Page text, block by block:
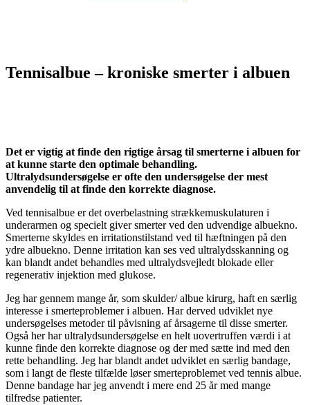
Tennisalbue – kroniske smerter i albuen
Det er vigtig at finde den rigtige årsag til smerterne i albuen for
at kunne starte den optimale behandling.
Ultralydsundersøgelse er ofte den undersøgelse der mest
anvendelig til at finde den korrekte diagnose.
Ved tennisalbue er det overbelastning strækkemuskulaturen i
underarmen og specielt giver smerter ved den udvendige albuekno.
Smerterne skyldes en irritationstilstand ved til hæftningen på den
ydre albuekno. Denne irritation kan ses ved ultralydsskanning og
kan blandt andet behandles med ultralydsvejledt blokade eller
regenerativ injektion med glukose.
Jeg har gennem mange år, som skulder/ albue kirurg, haft en særlig
interesse i smerteproblemer i albuen. Har derved udviklet nye
undersøgelses metoder til påvisning af årsagerne til disse smerter.
Også her har ultralydsundersøgelse en helt uovertruffen værdi i at
kunne finde den korrekte diagnose og der med sætte ind med den
rette behandling. Jeg har blandt andet udviklet en særlig bandage,
som i langt de fleste tilfælde løser smerteproblemet ved tennis albue.
Denne bandage har jeg anvendt i mere end 25 år med mange
tilfredse patienter.